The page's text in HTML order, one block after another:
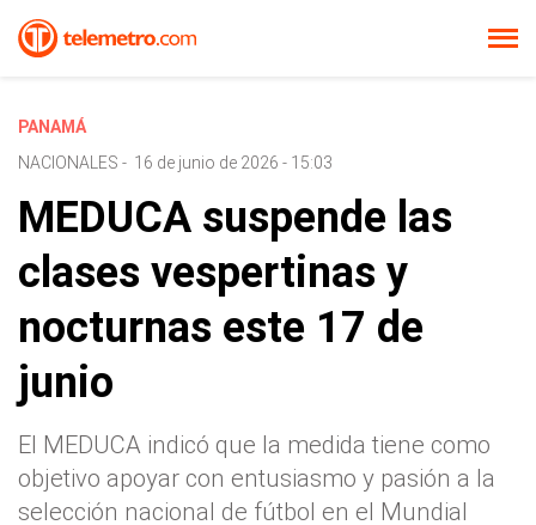
PANAMÁ
NACIONALES - 16 de junio de 2026 - 15:03
MEDUCA suspende las
clases vespertinas y
nocturnas este 17 de
junio
El MEDUCA indicó que la medida tiene como
objetivo apoyar con entusiasmo y pasión a la
selección nacional de fútbol en el Mundial